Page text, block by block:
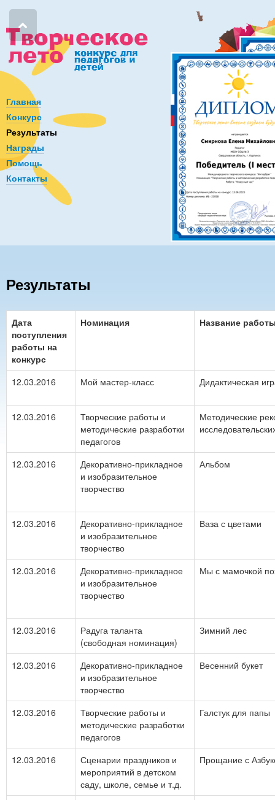
Главная
Конкурс
Результаты
Награды
Помощь
Контакты
Результаты
Дата
поступления
работы на
конкурс
Номинация Название
12.03.2016 Мой мастер-класс Дидактическая
12.03.2016
Творческие работы и
методические разработки
педагогов
Методические
12.03.2016
Декоративно-прикладное
и изобразительное
творчество
Альбом
12.03.2016
Декоративно-прикладное
и изобразительное
творчество
Ваза с цветами
12.03.2016
Декоративно-прикладное
и изобразительное
творчество
Мы с мамочкой
12.03.2016
Радуга таланта
(свободная номинация)
Зимний лес
12.03.2016
Декоративно-прикладное
и изобразительное
творчество
Весенний букет
12.03.2016
Творческие работы и
методические разработки
педагогов
Галстук для папы
12.03.2016
Сценарии праздников и
мероприятий в детском
саду, школе, семье и т.д.
Прощание с